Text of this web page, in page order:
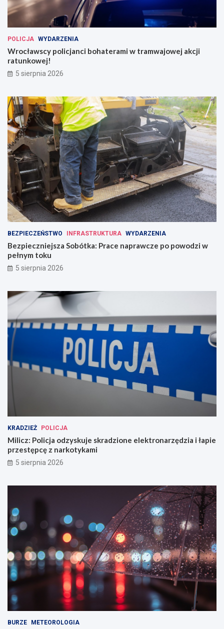
POLICJA WYDARZENIA
Wrocławscy policjanci bohaterami w tramwajowej akcji
ratunkowej!
5 sierpnia 2026
BEZPIECZEŃSTWO INFRASTRUKTURA WYDARZENIA
Bezpieczniejsza Sobótka: Prace naprawcze po powodzi w
pełnym toku
5 sierpnia 2026
KRADZIEŻ POLICJA
Milicz: Policja odzyskuje skradzione elektronarzędzia i łapie
przestępcę z narkotykami
5 sierpnia 2026
BURZE METEOROLOGIA